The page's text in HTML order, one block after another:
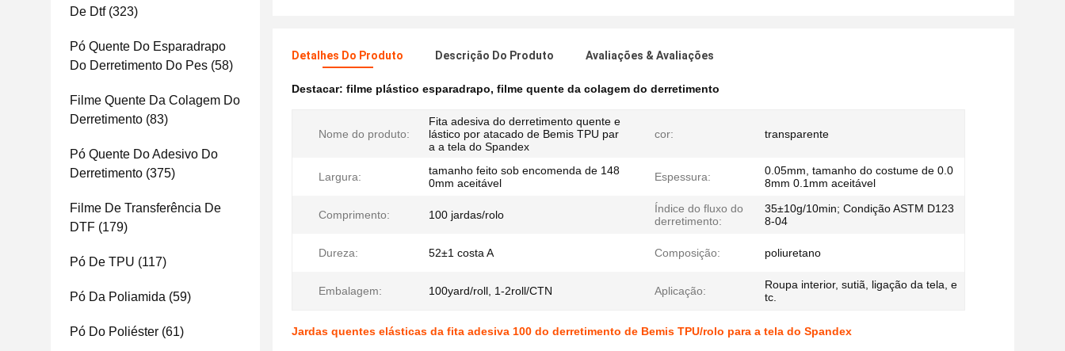
De Dtf(323)
Pó Quente Do Esparadrapo
Do Derretimento Do Pes (58)
Filme Quente Da Colagem Do
Derretimento (83)
Pó Quente Do Adesivo Do
Derretimento (375)
Filme De Transferência De
DTF (179)
Pó De TPU (117)
Pó Da Poliamida (59)
Pó Do Poliéster (61)
Detalhes Do Produto Descrição Do Produto Avaliações & Avaliações
Destacar: filme plástico esparadrapo, filme quente da colagem do derretimento
Nome do produto:
Fita adesiva do derretimento quente e
lástico por atacado de Bemis TPU par
a a tela do Spandex
cor: transparente
Largura:
tamanho feito sob encomenda de 148
0mm aceitável
Espessura:
0.05mm, tamanho do costume de 0.0
8mm 0.1mm aceitável
Comprimento: 100 jardas/rolo
Índice do fluxo do
derretimento:
35±10g/10min; Condição ASTM D123
8-04
Dureza: 52±1 costa A Composição: poliuretano
Embalagem: 100yard/roll, 1-2roll/CTN Aplicação:
Roupa interior, sutiã, ligação da tela, e
tc.
Jardas quentes elásticas da fita adesiva 100 do derretimento de Bemis TPU/rolo para a tela do Spandex